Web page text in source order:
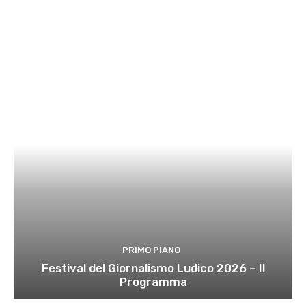
PRIMO PIANO
Festival del Giornalismo Ludico 2026 – Il
Programma